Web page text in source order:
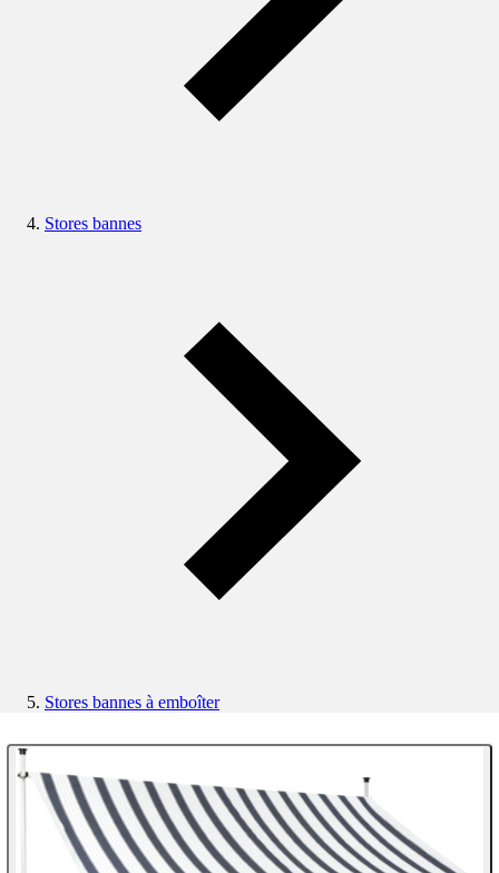
Stores bannes
Stores bannes à emboîter